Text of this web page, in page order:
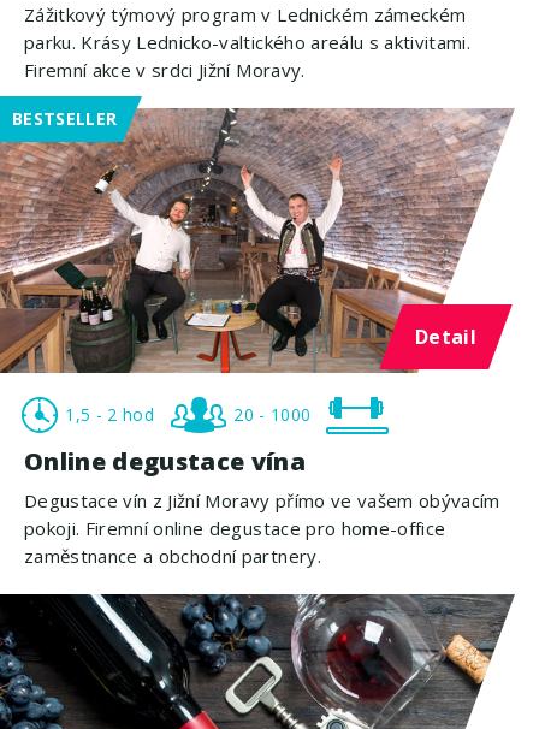
Zážitkový týmový program v Lednickém zámeckém
parku. Krásy Lednicko-valtického areálu s aktivitami.
Firemní akce v srdci Jižní Moravy.
BESTSELLER
Detail
1,5 - 2 hod 20 - 1000
Online degustace vína
Degustace vín z Jižní Moravy přímo ve vašem obývacím
pokoji. Firemní online degustace pro home-office
zaměstnance a obchodní partnery.